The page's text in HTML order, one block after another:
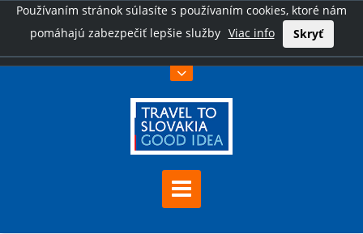
Používaním stránok súlasíte s používaním cookies, ktoré nám
pomáhajú zabezpečiť lepšie služby Viac info Skryť